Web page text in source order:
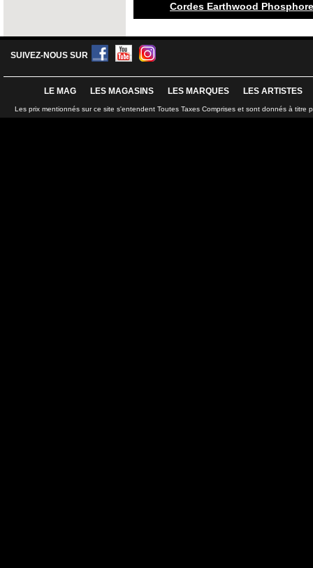
Cordes Earthwood
SUIVEZ-NOUS SUR
LE MAG LES MAGASINS LES MARQUES LES ARTISTES
Les prix mentionnés sur ce site s'entendent Toutes Taxes Comprises et sont donnés à